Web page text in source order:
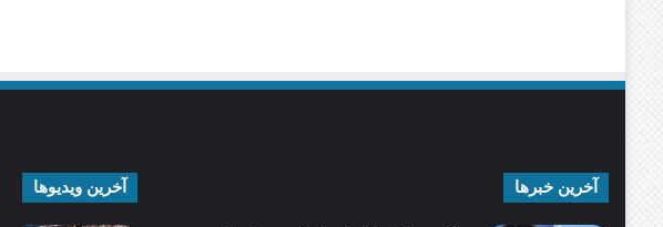
آخرین خبرها آخرین ویدیوها